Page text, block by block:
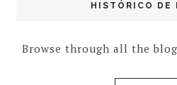
HISTÓRICO DE
Browse through all the